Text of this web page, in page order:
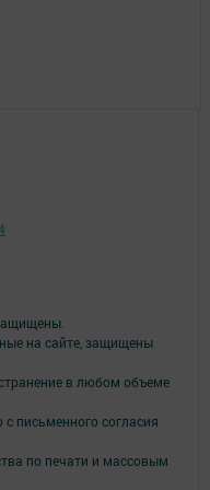
на сайте, защищены
в любом объеме
письменного согласия
по печати и массовым